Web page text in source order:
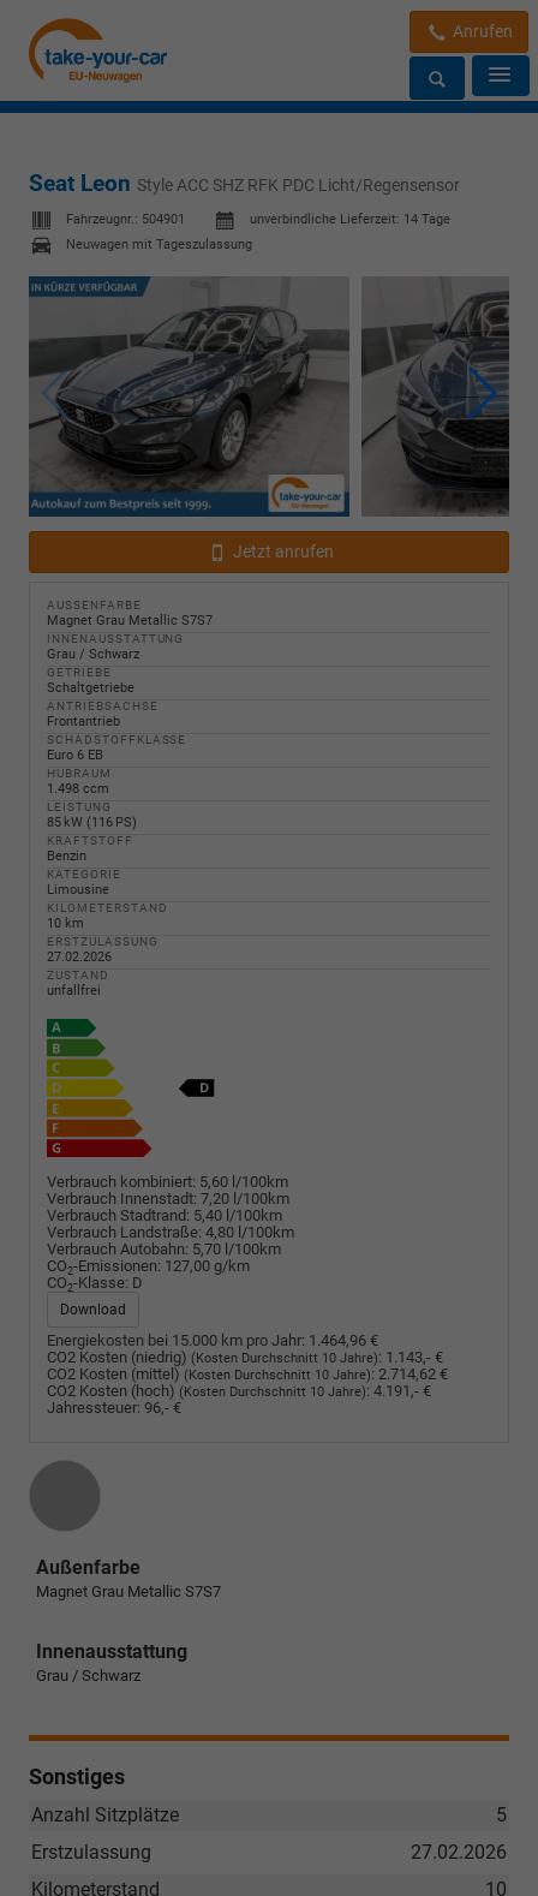
Anrufen
Seat Leon Style ACC SHZ RFK PDC Licht/Regensensor
Fahrzeugnr.: 504901 unverbindliche Lieferzeit: 14 Tage
Neuwagen mit Tageszulassung
Jetzt anrufen
AUSSENFARBE
Magnet Grau Metallic S7S7
INNENAUSSTATTUNG
Grau / Schwarz
GETRIEBE
Schaltgetriebe
ANTRIEBSACHSE
Frontantrieb
SCHADSTOFFKLASSE
Euro 6 EB
HUBRAUM
1.498 ccm
LEISTUNG
85 kW (116 PS)
KRAFTSTOFF
Benzin
KATEGORIE
Limousine
KILOMETERSTAND
10 km
ERSTZULASSUNG
27.02.2026
ZUSTAND
unfallfrei
Verbrauch kombiniert: 5,60 l/100km
Verbrauch Innenstadt: 7,20 l/100km
Verbrauch Stadtrand: 5,40 l/100km
Verbrauch Landstraße: 4,80 l/100km
Verbrauch Autobahn: 5,70 l/100km
CO2-Emissionen: 127,00 g/km
CO2-Klasse: D
Download
Energiekosten bei 15.000 km pro Jahr: 1.464,96 €
CO2 Kosten (niedrig) (Kosten Durchschnitt 10 Jahre): 1.143,- €
CO2 Kosten (mittel) (Kosten Durchschnitt 10 Jahre): 2.714,62 €
CO2 Kosten (hoch) (Kosten Durchschnitt 10 Jahre): 4.191,- €
Jahressteuer: 96,- €
Außenfarbe
Magnet Grau Metallic S7S7
Innenausstattung
Grau / Schwarz
Sonstiges
5
Anzahl Sitzplätze
27.02.2026
Erstzulassung
10
Kilometerstand